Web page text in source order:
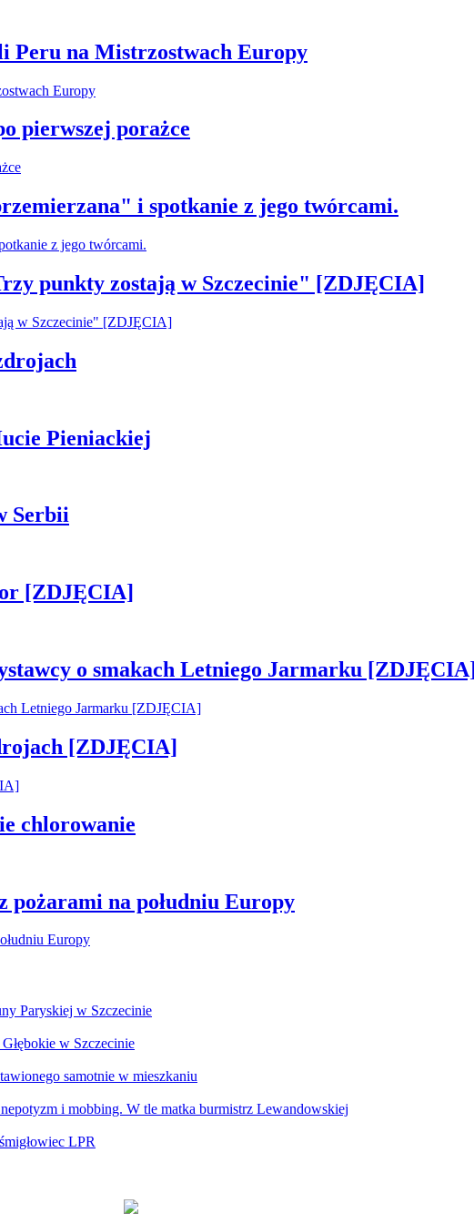
Peru na Mistrzostwach Europy
pierwszej porażce
i spotkanie z jego twórcami.
punkty zostają w Szczecinie" [ZDJĘCIA]
Pieniackiej
Serbii
[ZDJĘCIA]
o smakach Letniego Jarmarku [ZDJĘCIA]
[ZDJĘCIA]
chlorowanie
pożarami na południu Europy
Paryskiej w Szczecinie
w Szczecinie
samotnie w mieszkaniu
i mobbing. W tle matka burmistrz Lewandowskiej
LPR